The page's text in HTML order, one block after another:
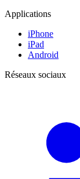
Applications
iPhone
iPad
Android
Réseaux sociaux